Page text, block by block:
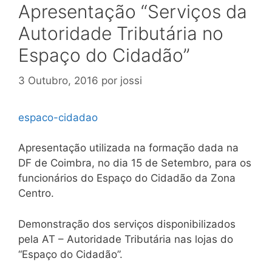
Apresentação “Serviços da
Autoridade Tributária no
Espaço do Cidadão”
3 Outubro, 2016 por jossi
espaco-cidadao
Apresentação utilizada na formação dada na
DF de Coimbra, no dia 15 de Setembro, para os
funcionários do Espaço do Cidadão da Zona
Centro.
Demonstração dos serviços disponibilizados
pela AT – Autoridade Tributária nas lojas do
“Espaço do Cidadão”.